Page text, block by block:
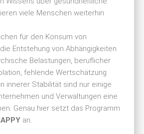
viele Menschen weiterhin
für den Konsum von
Entstehung von Abhängigkeiten
Belastungen, beruflicher
fehlende Wertschätzung
innerer Stabilität sind nur einige
und Verwaltungen eine
Genau hier setzt das Programm
an.